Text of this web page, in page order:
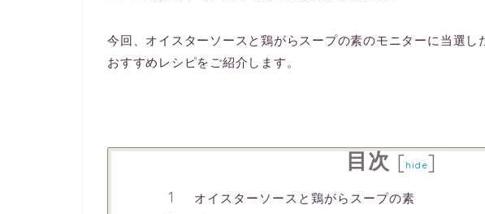
今回、オイスターソースと鶏がらスープの素のモニターに当選し
おすすめレシピをご紹介します。
目次 [hide]
オイスターソースと鶏がらスープの素